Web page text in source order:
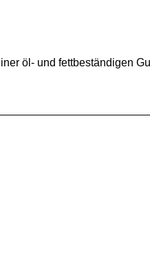
öl- und fettbeständigen